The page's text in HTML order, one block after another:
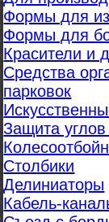
Формы для
Формы для
Красители и
Средства
парковок
Защита углов
Столбики
Делиниаторы
Кабель-